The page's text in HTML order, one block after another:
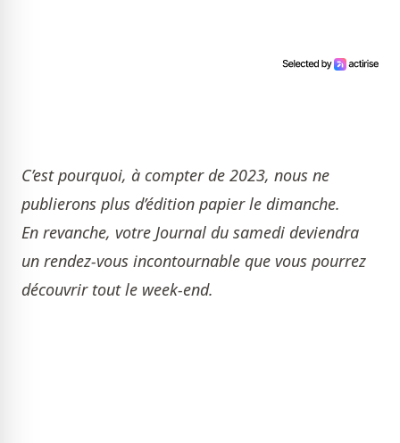
C’est pourquoi, à compter de 2023, nous ne
publierons plus d’édition papier le dimanche.
En revanche, votre Journal du samedi deviendra
un rendez-vous incontournable que vous pourrez
découvrir tout le week-end.